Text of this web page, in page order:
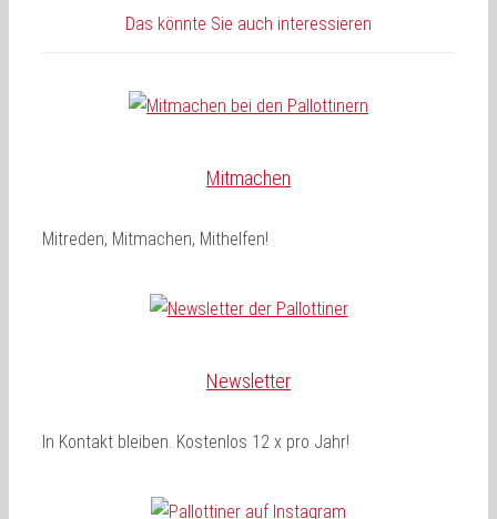
Das könnte Sie auch interessieren
Mitmachen
Mitreden, Mitmachen, Mithelfen!
Newsletter
In Kontakt bleiben. Kostenlos 12 x pro Jahr!